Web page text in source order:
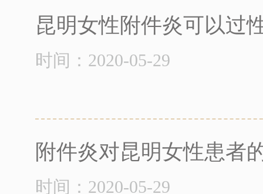
昆明女性附件炎可以过
时间：2020-05-29
附件炎对昆明女性患者
时间：2020-05-29